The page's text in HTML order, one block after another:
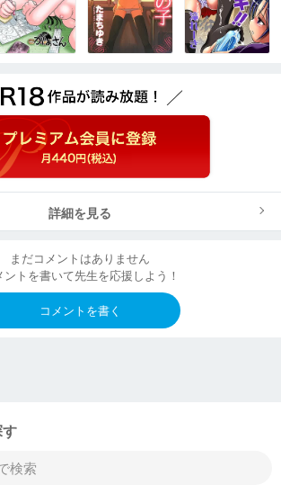
詳細を見る
まだコメントはありません
ントを書いて先生を応援しよう！
コメントを書く